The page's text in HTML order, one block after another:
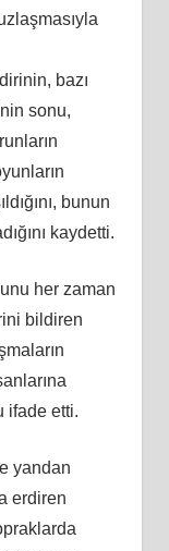
bazı
sonu,
bunun
kaydetti.
her zaman
bildiren
ifade etti.
yandan
erdiren